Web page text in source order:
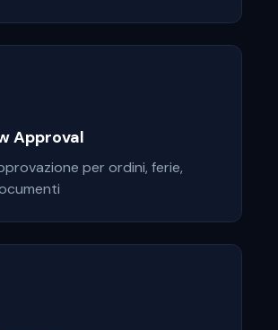
Approval
per ordini, ferie,